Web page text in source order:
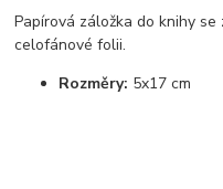
Papírová záložka do knihy se
celofánové folii.
Rozměry: 5x17 cm